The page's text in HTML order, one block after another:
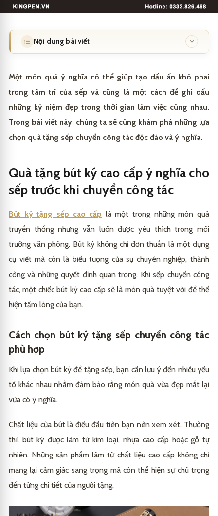
Nội dung bài viết
chuyển công tác
1.1
Cách chọn bút ký tặng sếp chuyển công tác phù
1.2 Mẹo tặng quà sếp chuyển công tác một cách tinh tế
Quà tặng sếp chuyển công tác mang ý nghĩa tinh
2.1 Những lưu ý khi tặng quà sếp chuyển công tác
3 Địa chỉ mua quà tặng sếp chuyển công tác chất
lượng
Một món quà ý nghĩa có thể giúp tạo dấu ấn khó phai
trong tâm trí của sếp và cũng là một cách để ghi dấu
những kỷ niệm đẹp trong thời gian làm việc cùng nhau.
Trong bài viết này, chúng ta sẽ cùng khám phá những lựa
chọn quà tặng sếp chuyển công tác độc đáo và ý nghĩa.
Quà tặng bút ký cao cấp ý nghĩa cho
sếp trước khi chuyển công tác
Bút ký tặng sếp cao cấp là một trong những món quà
truyền thống nhưng vẫn luôn được yêu thích trong môi
trường văn phòng. Bút ký không chỉ đơn thuần là một dụng
cụ viết mà còn là biểu tượng của sự chuyên nghiệp, thành
công và những quyết định quan trọng. Khi sếp chuyển công
tác, một chiếc bút ký cao cấp sẽ là món quà tuyệt vời để thể
hiện tấm lòng của bạn.
Cách chọn bút ký tặng sếp chuyển công tác
phù hợp
Khi lựa chọn bút ký để tặng sếp, bạn cần lưu ý đến nhiều yếu
tố khác nhau nhằm đảm bảo rằng món quà vừa đẹp mắt lại
vừa có ý nghĩa.
Chất liệu của bút là điều đầu tiên bạn nên xem xét. Thường
thì, bút ký được làm từ kim loại, nhựa cao cấp hoặc gỗ tự
nhiên. Những sản phẩm làm từ chất liệu cao cấp không chỉ
mang lại cảm giác sang trọng mà còn thể hiện sự chú trọng
đến từng chi tiết của người tặng.